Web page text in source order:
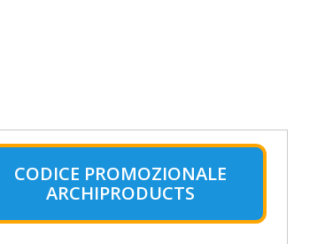
CODICE PROMOZIONALE
ARCHIPRODUCTS